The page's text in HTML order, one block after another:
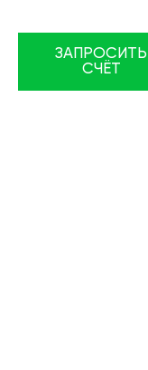
ЗАПРОСИТЬ
СЧЁТ